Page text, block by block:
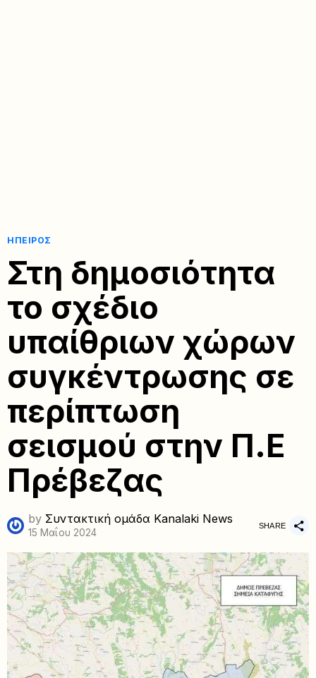
ΉΠΕΙΡΟΣ
Στη δημοσιότητα
το σχέδιο
υπαίθριων χώρων
συγκέντρωσης σε
περίπτωση
σεισμού στην Π.Ε
Πρέβεζας
by Συντακτική ομάδα Kanalaki News
15 Μαΐου 2024
SHARE